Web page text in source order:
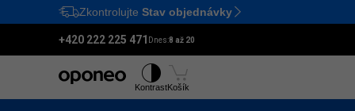
Ctrl M
Zkontrolujte Stav objednávky
+420 222 225 471 Dnes:8 až 20
KontrastKošík